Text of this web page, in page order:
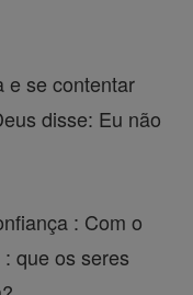
e se contentar
disse: Eu não
: Com o
que os seres